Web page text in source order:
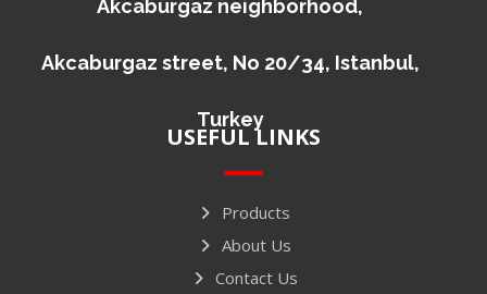
Akcaburgaz neighborhood,
Akcaburgaz street, No 20/34, Istanbul,
Turkey
USEFUL LINKS
Products
About Us
Contact Us